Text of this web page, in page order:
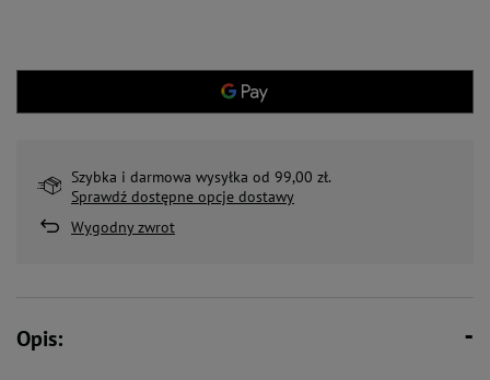
Szybka i darmowa wysyłka od 99,00 zł.
Sprawdź dostępne opcje dostawy
Wygodny zwrot
Opis: